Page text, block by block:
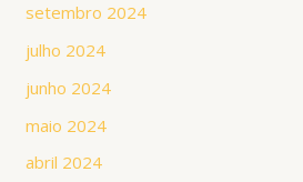
setembro 2024
julho 2024
junho 2024
maio 2024
abril 2024